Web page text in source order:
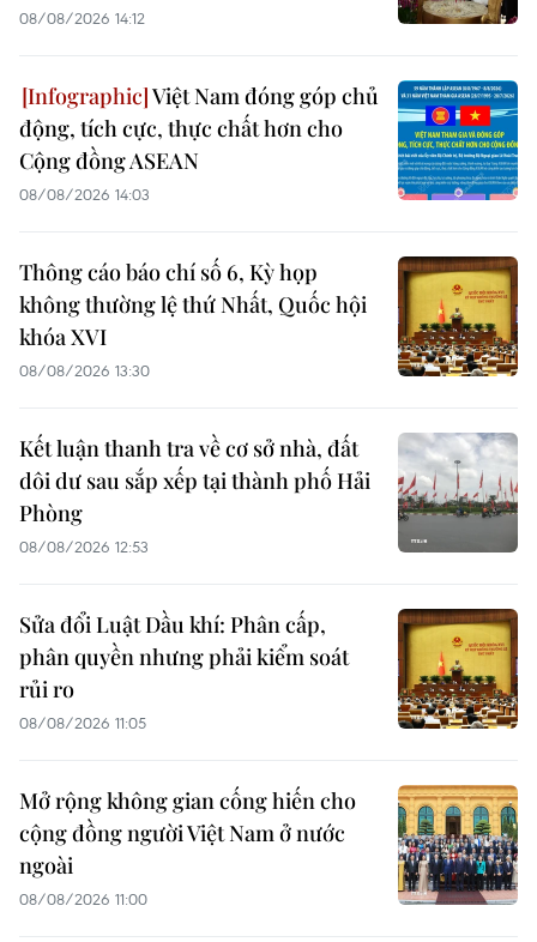
08/08/2026 14:12
Việt Nam đóng góp chủ
động, tích cực, thực chất hơn cho
Cộng đồng ASEAN
08/08/2026 14:03
Thông cáo báo chí số 6, Kỳ họp
không thường lệ thứ Nhất, Quốc hội
khóa XVI
08/08/2026 13:30
Kết luận thanh tra về cơ sở nhà, đất
dôi dư sau sắp xếp tại thành phố Hải
Phòng
08/08/2026 12:53
Sửa đổi Luật Dầu khí: Phân cấp,
phân quyền nhưng phải kiểm soát
rủi ro
08/08/2026 11:05
Mở rộng không gian cống hiến cho
cộng đồng người Việt Nam ở nước
ngoài
08/08/2026 11:00